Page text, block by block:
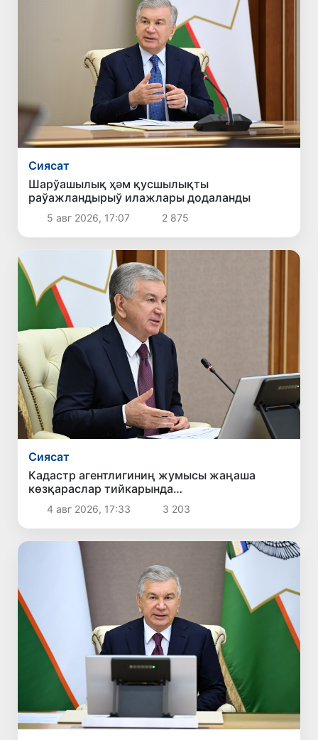
Сиясат
Шарўашылық ҳәм қусшылықты
раўажландырыў илажлары додаланды
5 авг 2026, 17:07 2 875
Сиясат
Кадастр агентлигиниң жумысы жаңаша
көзқараслар тийкарында
шөлкемлестириледи
4 авг 2026, 17:33 3 203